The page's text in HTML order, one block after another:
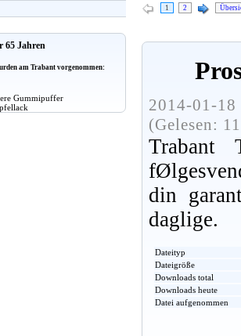
65 Jahren
am Trabant vorgenommen:
Gummipuffer
1 2
2014-01-
(Gelesen:
din
daglige.
Dateityp
Dateigröße
Downloads total
Downloads heute
Datei aufgenommen